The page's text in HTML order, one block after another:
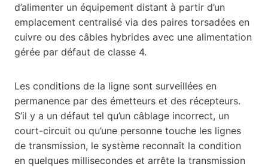
d’alimenter un équipement distant à partir d’un
emplacement centralisé via des paires torsadées en
cuivre ou des câbles hybrides avec une alimentation
gérée par défaut de classe 4.
Les conditions de la ligne sont surveillées en
permanence par des émetteurs et des récepteurs.
S’il y a un défaut tel qu’un câblage incorrect, un
court-circuit ou qu’une personne touche les lignes
de transmission, le système reconnaît la condition
en quelques millisecondes et arrête la transmission